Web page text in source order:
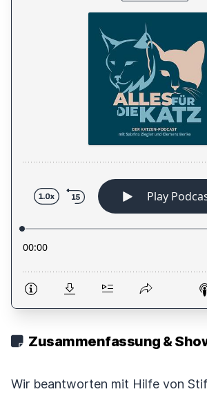
Zusammenfassung &
Wir beantworten mit Hilfe von